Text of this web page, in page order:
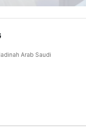
Arab Saudi